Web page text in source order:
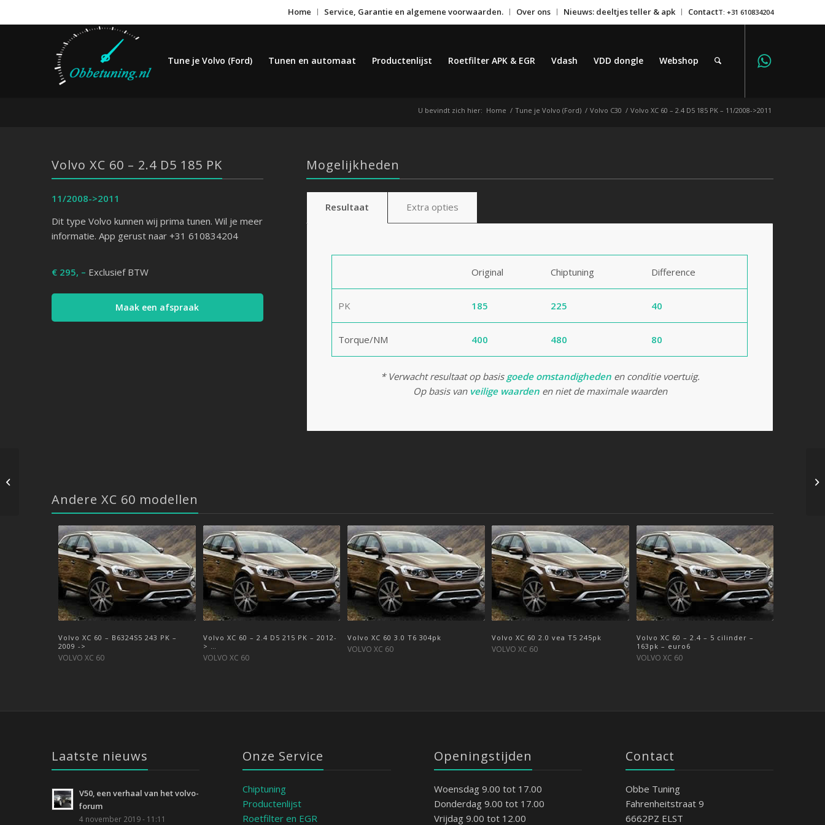
Home Service, Garantie en algemene voorwaarden. Over ons Nieuws: deeltjes teller & apk ContactT: +31 610834204
Tune je Volvo (Ford) Tunen en automaat Productenlijst Roetfilter APK & EGR Vdash VDD dongle Webshop
U bevindt zich hier: Home / Tune je Volvo (Ford) / Volvo C30 / Volvo XC 60 – 2.4 D5 185 PK – 11/2008->2011
Volvo XC 60 – 2.4 D5 185 PK
11/2008->2011
Dit type Volvo kunnen wij prima tunen. Wil je meer
informatie. App gerust naar +31 610834204
€ 295, – Exclusief BTW
Maak een afspraak
Mogelijkheden
Resultaat Extra opties
Original Chiptuning Difference
PK 185 225 40
Torque/NM 400 480 80
* Verwacht resultaat op basis goede omstandighedenen conditie voertuig.
Op basis van veilige waardenen niet de maximale waarden
Andere XC 60 modellen
Volvo XC 60 – B6324S5 243 PK –
2009 ->
VOLVO XC 60
Volvo XC 60 – 2.4 D5 215 PK – 2012-
> …
VOLVO XC 60
Volvo XC 60 3.0 T6 304pk
VOLVO XC 60
Volvo XC 60 2.0 vea T5 245pk
VOLVO XC 60
Volvo XC 60 – 2.4 – 5 cilinder –
163pk – euro6
VOLVO XC 60
Volvo XC 60 – 2.4 – 5 cilinder –
190pk – euro6
VOLVO XC 60
Volvo XC 60 – 2.0 vea D5 235pk –
2016 ->….
VOLVO XC 60
Volvo XC 60 – 2.0 vea D4 181 PK –
2014-> …
Volvo XC 60 – D4 2.0 190pk – 2016->
VOLVO XC 60
Volvo XC 60 – D3 2.0 150pk (twin
turbo) – 2016 ->
VOLVO XC 60
Laatste nieuws
V50, een verhaal van het volvo-
forum
4 november 2019 - 11:11
Onze Service
Chiptuning
Productenlijst
Roetfilter en EGR
Openingstijden
Woensdag 9.00 tot 17.00
Donderdag 9.00 tot 17.00
Vrijdag 9.00 tot 12.00
Contact
Obbe Tuning
Fahrenheitstraat 9
6662PZ ELST